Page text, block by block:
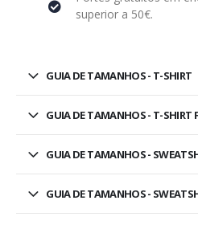
superior a 50€.
GUIA DE TAMANHOS - T-SHIRT
GUIA DE TAMANHOS - T-SHIRT
GUIA DE TAMANHOS -
GUIA DE TAMANHOS -